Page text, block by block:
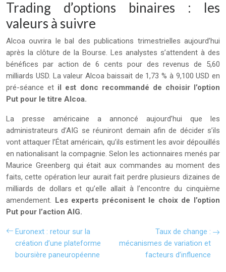
Trading d’options binaires : les
valeurs à suivre
Alcoa ouvrira le bal des publications trimestrielles aujourd’hui
après la clôture de la Bourse. Les analystes s’attendent à des
bénéfices par action de 6 cents pour des revenus de 5,60
milliards USD. La valeur Alcoa baissait de 1,73 % à 9,100 USD en
pré-séance et il est donc recommandé de choisir l’option
Put pour le titre Alcoa.
La presse américaine a annoncé aujourd’hui que les
administrateurs d’AIG se réuniront demain afin de décider s’ils
vont attaquer l’État américain, qu’ils estiment les avoir dépouillés
en nationalisant la compagnie. Selon les actionnaires menés par
Maurice Greenberg qui était aux commandes au moment des
faits, cette opération leur aurait fait perdre plusieurs dizaines de
milliards de dollars et qu’elle allait à l’encontre du cinquième
amendement. Les experts préconisent le choix de l’option
Put pour l’action AIG.
Euronext : retour sur la
création d’une plateforme
boursière paneuropéenne
Taux de change :
mécanismes de variation et
facteurs d’influence